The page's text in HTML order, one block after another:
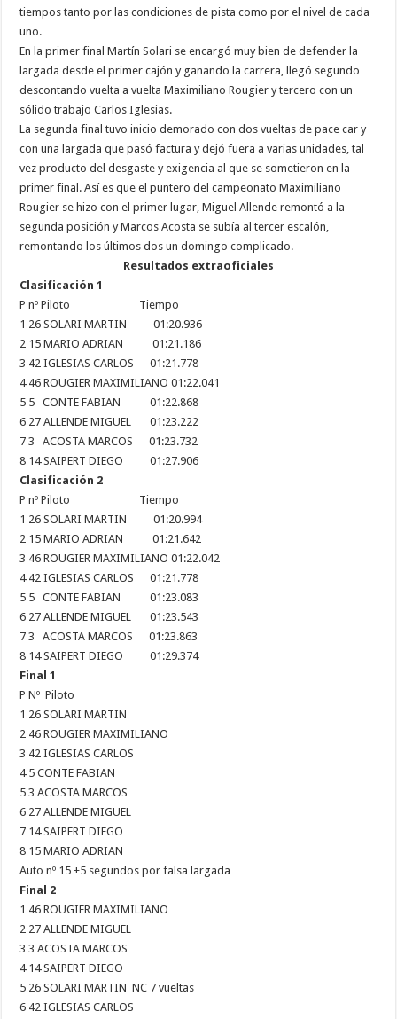
tiempos tanto por las condiciones de pista como por el nivel de cada
uno.
En la primer final Martín Solari se encargó muy bien de defender la
largada desde el primer cajón y ganando la carrera, llegó segundo
descontando vuelta a vuelta Maximiliano Rougier y tercero con un
sólido trabajo Carlos Iglesias.
La segunda final tuvo inicio demorado con dos vueltas de pace car y
con una largada que pasó factura y dejó fuera a varias unidades, tal
vez producto del desgaste y exigencia al que se sometieron en la
primer final. Así es que el puntero del campeonato Maximiliano
Rougier se hizo con el primer lugar, Miguel Allende remontó a la
segunda posición y Marcos Acosta se subía al tercer escalón,
remontando los últimos dos un domingo complicado.
Resultados extraoficiales
Clasificación 1
P nº Piloto Tiempo
1 26 SOLARI MARTIN 01:20.936
2 15 MARIO ADRIAN 01:21.186
3 42 IGLESIAS CARLOS 01:21.778
4 46 ROUGIER MAXIMILIANO 01:22.041
5 5 CONTE FABIAN 01:22.868
6 27 ALLENDE MIGUEL 01:23.222
7 3 ACOSTA MARCOS 01:23.732
8 14 SAIPERT DIEGO 01:27.906
Clasificación 2
P nº Piloto Tiempo
1 26 SOLARI MARTIN 01:20.994
2 15 MARIO ADRIAN 01:21.642
3 46 ROUGIER MAXIMILIANO 01:22.042
4 42 IGLESIAS CARLOS 01:21.778
5 5 CONTE FABIAN 01:23.083
6 27 ALLENDE MIGUEL 01:23.543
7 3 ACOSTA MARCOS 01:23.863
8 14 SAIPERT DIEGO 01:29.374
Final 1
P Nº Piloto
1 26 SOLARI MARTIN
2 46 ROUGIER MAXIMILIANO
3 42 IGLESIAS CARLOS
4 5 CONTE FABIAN
5 3 ACOSTA MARCOS
6 27 ALLENDE MIGUEL
7 14 SAIPERT DIEGO
8 15 MARIO ADRIAN
Auto nº 15 +5 segundos por falsa largada
Final 2
1 46 ROUGIER MAXIMILIANO
2 27 ALLENDE MIGUEL
3 3 ACOSTA MARCOS
4 14 SAIPERT DIEGO
5 26 SOLARI MARTIN NC 7 vueltas
6 42 IGLESIAS CARLOS